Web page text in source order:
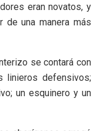
eran novatos, y
de una manera más
se contará con
linieros defensivos;
un esquinero y un